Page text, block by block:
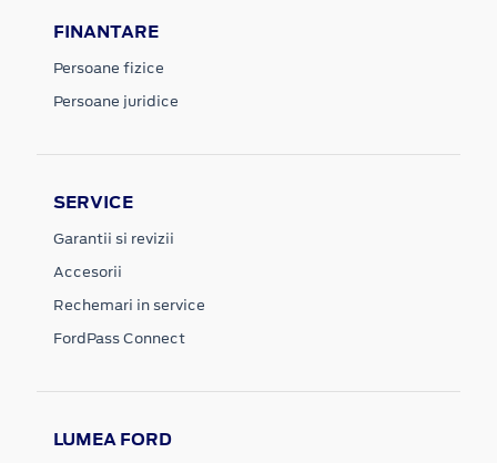
FINANTARE
Persoane fizice
Persoane juridice
SERVICE
Garantii si revizii
Accesorii
Rechemari in service
FordPass Connect
LUMEA FORD